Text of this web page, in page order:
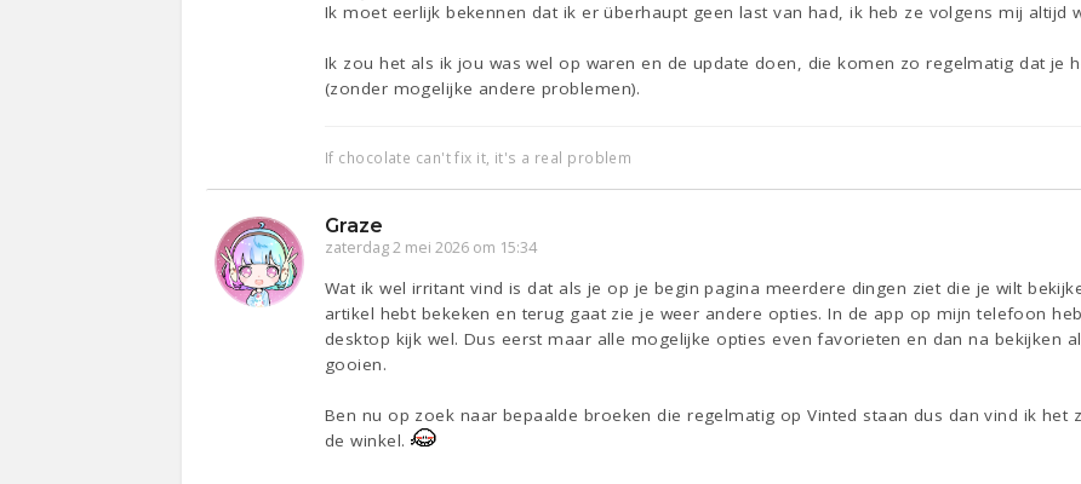
Ik moet eerlijk bekennen dat ik er überhaupt geen last van had, ik heb ze volgens mij altijd
Ik zou het als ik jou was wel op waren en de update doen, die komen zo regelmatig dat je
(zonder mogelijke andere problemen).
If chocolate can't fix it, it's a real problem
Graze
zaterdag 2 mei 2026 om 15:34
Wat ik wel irritant vind is dat als je op je begin pagina meerdere dingen ziet die je wilt
artikel hebt bekeken en terug gaat zie je weer andere opties. In de app op mijn telefoon
desktop kijk wel. Dus eerst maar alle mogelijke opties even favorieten en dan na bekijken
gooien.
Ben nu op zoek naar bepaalde broeken die regelmatig op Vinted staan dus dan vind ik het
de winkel.